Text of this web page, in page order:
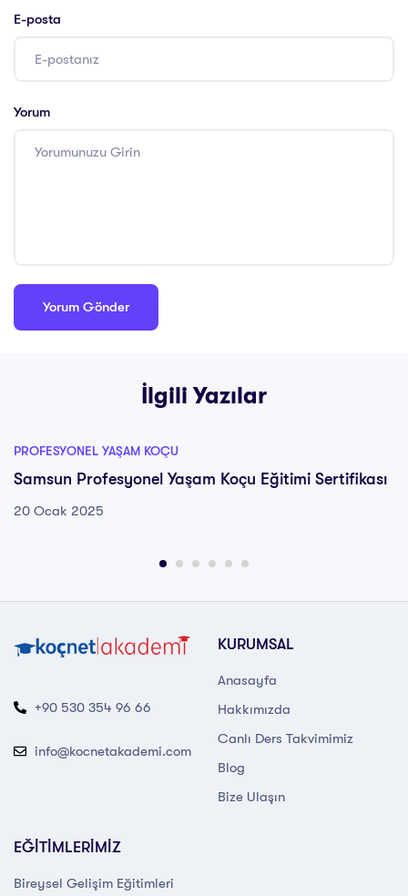
E-posta
Yorum
İlgili Yazılar
PROFESYONEL YAŞAM KOÇU
Samsun Profesyonel Yaşam Koçu Eğitimi Sertifikası
20 Ocak 2025
+90 530 354 96 66
info@kocnetakademi.com
KURUMSAL
Anasayfa
Hakkımızda
Canlı Ders Takvimimiz
Blog
Bize Ulaşın
EĞİTİMLERİMİZ
Bireysel Gelişim Eğitimleri